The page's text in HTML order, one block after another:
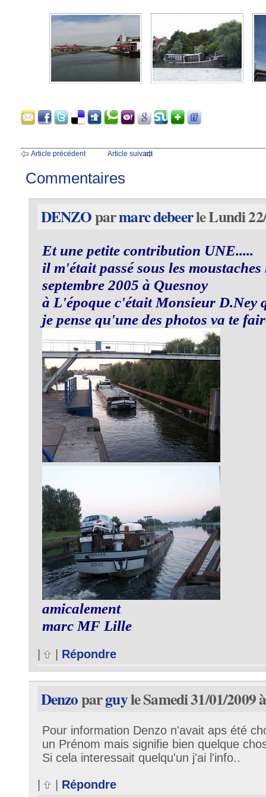
Article précédent Article suivant
Commentaires
DENZOparmarc debeerle Lundi
Et une petite contribution UNE.....
il m'était passé sous les
septembre 2005 à Quesnoy
à L'époque c'était Monsieur
je pense qu'une des photos va te
amicalement
marc MF Lille
| | Répondre
Denzoparguyle Samedi 31/01/2009
Pour information Denzo n'avait aps été
un Prénom mais signifie bien quelque
Si cela interessait quelqu'un j'ai l'info..
Répondre